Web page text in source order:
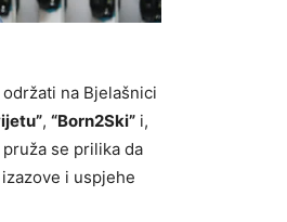
na Bjelašnici
, “Born2Ski” i,
se prilika da
i uspjehe